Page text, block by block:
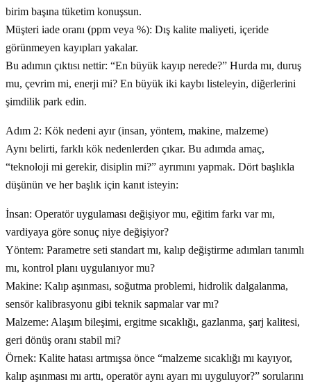
birim başına tüketim konuşsun.
Müşteri iade oranı (ppm veya %): Dış kalite maliyeti, içeride
görünmeyen kayıpları yakalar.
Bu adımın çıktısı nettir: “En büyük kayıp nerede?” Hurda mı, duruş
mu, çevrim mi, enerji mi? En büyük iki kaybı listeleyin, diğerlerini
şimdilik park edin.
Adım 2: Kök nedeni ayır (insan, yöntem, makine, malzeme)
Aynı belirti, farklı kök nedenlerden çıkar. Bu adımda amaç,
“teknoloji mi gerekir, disiplin mi?” ayrımını yapmak. Dört başlıkla
düşünün ve her başlık için kanıt isteyin:
İnsan: Operatör uygulaması değişiyor mu, eğitim farkı var mı,
vardiyaya göre sonuç niye değişiyor?
Yöntem: Parametre seti standart mı, kalıp değiştirme adımları tanımlı
mı, kontrol planı uygulanıyor mu?
Makine: Kalıp aşınması, soğutma problemi, hidrolik dalgalanma,
sensör kalibrasyonu gibi teknik sapmalar var mı?
Malzeme: Alaşım bileşimi, ergitme sıcaklığı, gazlanma, şarj kalitesi,
geri dönüş oranı stabil mi?
Örnek: Kalite hatası artmışsa önce “malzeme sıcaklığı mı kayıyor,
kalıp aşınması mı arttı, operatör aynı ayarı mı uyguluyor?” sorularını